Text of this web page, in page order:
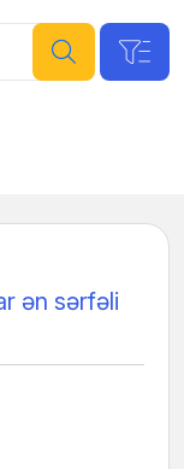
ən sərfəli